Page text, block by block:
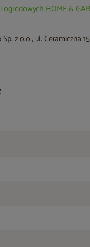
HOME &
z o.o., ul. Ceramiczna